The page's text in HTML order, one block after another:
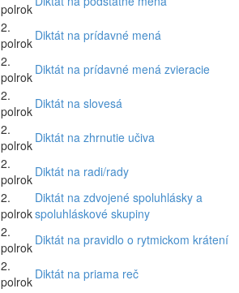
polrok
2.
polrok Diktát na prídavné mená
2.
polrok Diktát na prídavné mená zvieracie
2.
polrok Diktát na slovesá
2.
polrok Diktát na zhrnutie učiva
2.
polrok Diktát na radi/rady
2.
polrok
Diktát na zdvojené spoluhlásky a
spoluhláskové skupiny
2.
polrok Diktát na pravidlo o rytmickom krátení
2.
polrok Diktát na priama reč